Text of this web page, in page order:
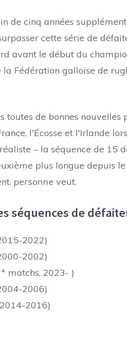
de cinq années
cette série de
avant le début du
Fédération galloise de
toutes de bonnes
l'Écosse et l'Irlande
– la séquence de 15
plus longue depuis
personne veut.
séquences de
2022)
2002)
matchs, 2023- )
2006)
2016)